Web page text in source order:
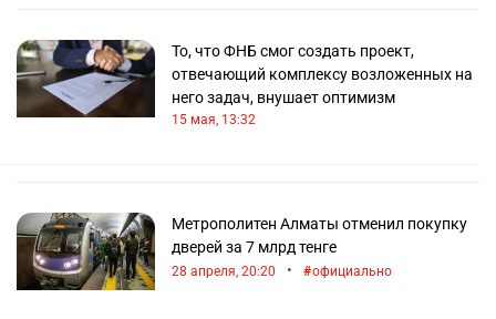
То, что ФНБ смог создать проект,
отвечающий комплексу возложенных на
него задач, внушает оптимизм
15 мая, 13:32
Метрополитен Алматы отменил покупку
дверей за 7 млрд тенге
28 апреля, 20:20 • официально